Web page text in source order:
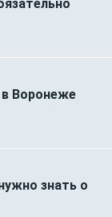
в Воронеже
знать о